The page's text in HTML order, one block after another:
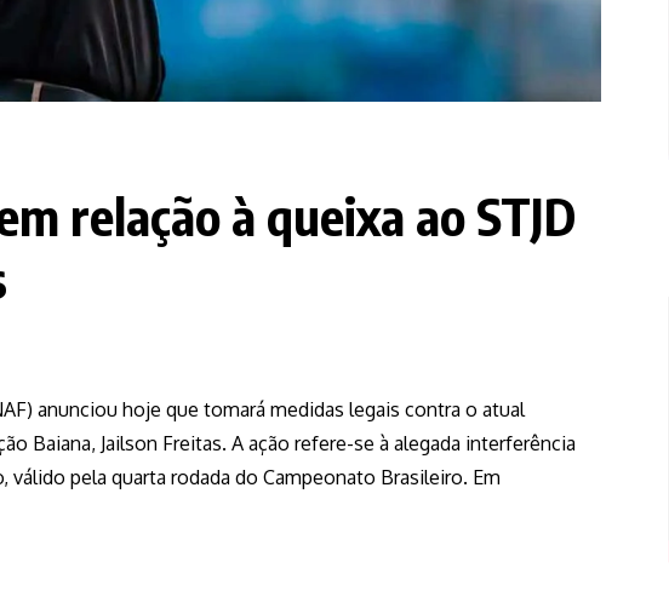
relação à queixa ao STJD
anunciou hoje que tomará medidas legais contra o atual
Baiana, Jailson Freitas. A ação refere-se à alegada interferência
pela quarta rodada do Campeonato Brasileiro. Em